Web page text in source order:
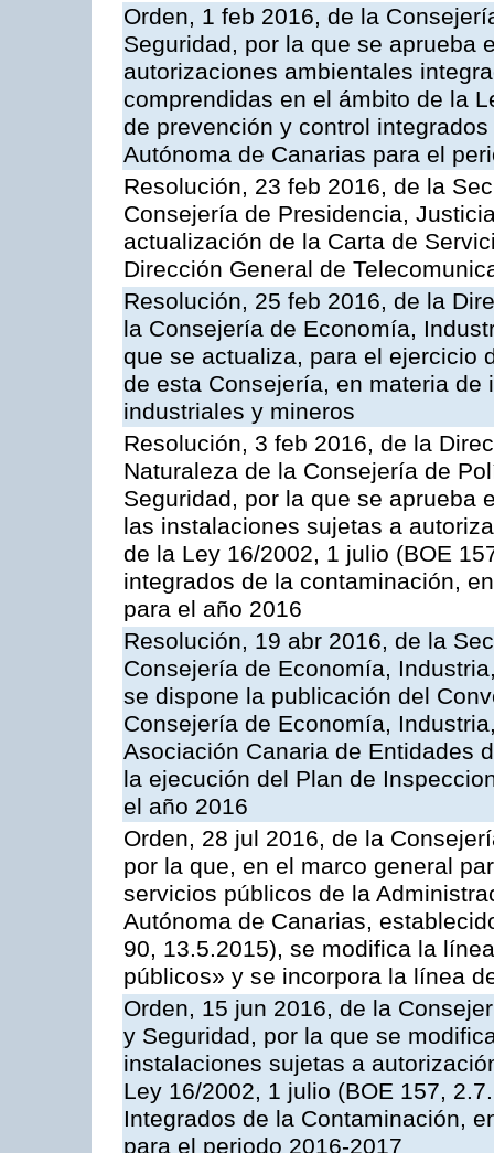
Orden, 1 feb 2016, de la
Seguridad, por la que se aprueba
autorizaciones ambientales
comprendidas en el ámbito de la
de prevención y control
Autónoma de Canarias para el
Resolución, 23 feb 2016, de la
Consejería de Presidencia,
actualización de la Carta de
Dirección General de
Resolución, 25 feb 2016, de la
la Consejería de Economía,
que se actualiza, para el ejercicio
de esta Consejería, en materia
industriales y mineros
Resolución, 3 feb 2016, de la
Naturaleza de la Consejería de
Seguridad, por la que se aprueba
las instalaciones sujetas a
de la Ley 16/2002, 1 julio (BOE
integrados de la contaminación,
para el año 2016
Resolución, 19 abr 2016, de la
Consejería de Economía,
se dispone la publicación del
Consejería de Economía,
Asociación Canaria de Entidades
la ejecución del Plan de
el año 2016
Orden, 28 jul 2016, de la
por la que, en el marco general
servicios públicos de la
Autónoma de Canarias,
90, 13.5.2015), se modifica la
públicos» y se incorpora la línea
Orden, 15 jun 2016, de la
y Seguridad, por la que se
instalaciones sujetas a
Ley 16/2002, 1 julio (BOE 157,
Integrados de la Contaminación,
para el periodo 2016-2017